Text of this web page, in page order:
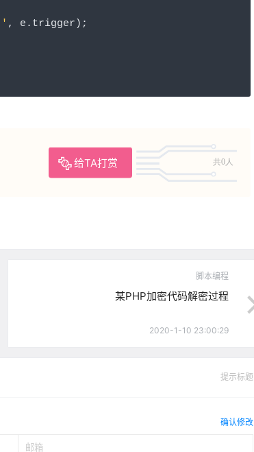
, e . trigger );
给TA打赏 共0人
脚本编程
某PHP加密代码解密过程
2020-1-10 23:00:29
提示标题
确认修改